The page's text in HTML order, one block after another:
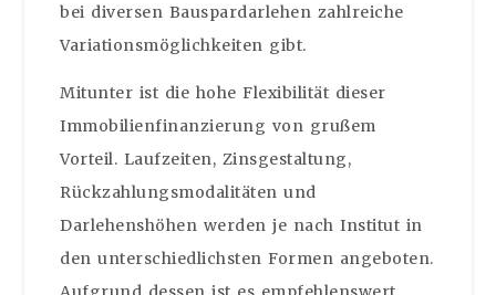
bei diversen Bauspardarlehen zahlreiche
Variationsmöglichkeiten gibt.
Mitunter ist die hohe Flexibilität dieser
Immobilienfinanzierung von grußem
Vorteil. Laufzeiten, Zinsgestaltung,
Rückzahlungsmodalitäten und
Darlehenshöhen werden je nach Institut in
den unterschiedlichsten Formen angeboten.